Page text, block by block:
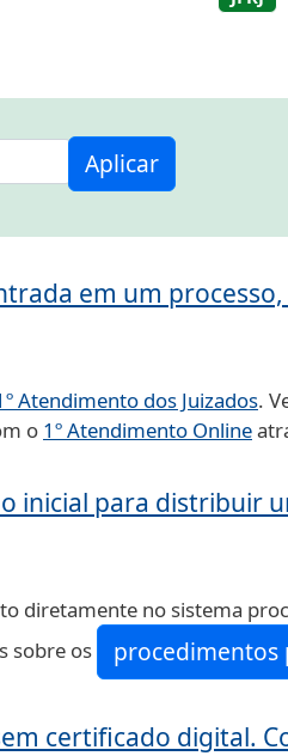
Aplicar
em um
Atendimento dos Juizados.
o 1º Atendimento Online
inicial para distribuir
diretamente no sistema
sobre os
procedimentos
certificado digital.